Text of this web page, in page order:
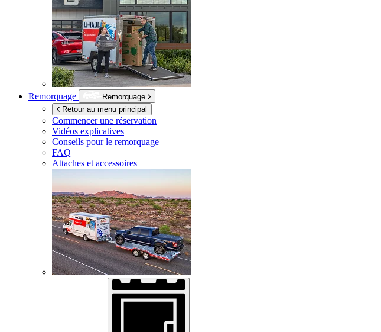
Remorquage
Remorquage
Retour au menu principal
Commencer une réservation
Vidéos explicatives
Conseils pour le remorquage
FAQ
Attaches et accessoires